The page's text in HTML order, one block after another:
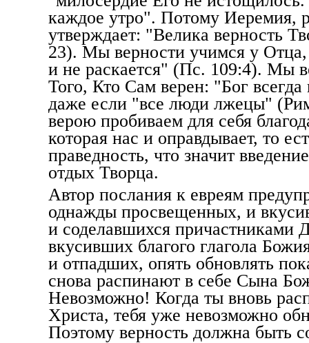
каждое утро". Потому Иеремия,
утверждает: "Велика верность
23). Мы верности учимся у Отца,
и не раскается" (Пс. 109:4). Мы
Того, Кто Сам верен: "Бог всегда
даже если "все люди лжецы"
верою пробиваем для себя
которая нас и оправдывает, то
праведность, что значит
отдых Творца.
Автор послания к евреям
однажды просвещенных, и
и соделавшихся причастниками
вкусивших благого глагола
и отпадших, опять обновлять
снова распинают в себе Сына
Невозможно! Когда ты вновь
Христа, тебя уже невозможно
Поэтому верность должна быть